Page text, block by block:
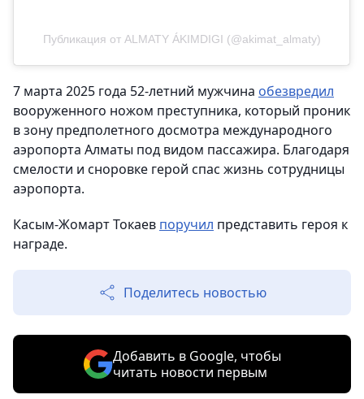
Публикация от ALMATY ÁKIMDIGI (@akimat_almaty)
7 марта 2025 года 52-летний мужчина обезвредил
вооруженного ножом преступника, который проник
в зону предполетного досмотра международного
аэропорта Алматы под видом пассажира. Благодаря
смелости и сноровке герой спас жизнь сотрудницы
аэропорта.
Касым-Жомарт Токаев поручил представить героя к
награде.
Поделитесь новостью
Добавить в Google, чтобы
читать новости первым